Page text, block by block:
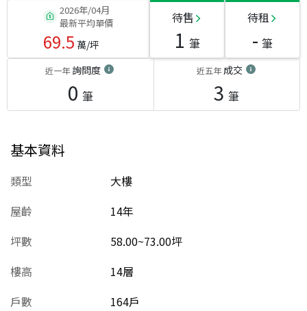
2026年/04月
最新平均單價
69.5 萬/坪
待售
1 筆
待租
- 筆
近一年詢問度
0 筆
近五年成交
3 筆
基本資料
類型
大樓
屋齡
14年
坪數
58.00~73.00坪
樓高
14層
戶數
164戶